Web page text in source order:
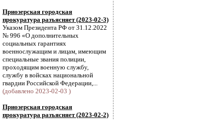
Приозерская городская
прокуратура разъясняет (2023-02-3)
Указом Президента РФ от 31.12.2022
№ 996 «О дополнительных
социальных гарантиях
военнослужащим и лицам, имеющим
специальные звания полиции,
проходящим военную службу,
службу в войсках национальной
гвардии Российской Федерации,...
(добавлено 2023-02-03 )
Приозерская городская
прокуратура разъясняет (2023-02-2)